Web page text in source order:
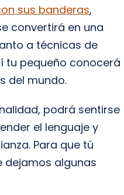
sus banderas,
convertirá en una
a técnicas de
tu pequeño conocerá
del mundo.
podrá sentirse
el lenguaje y
Para que tú
dejamos algunas